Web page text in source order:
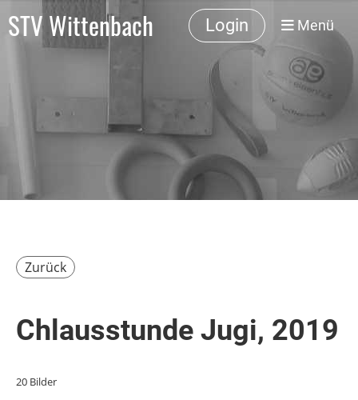
STV Wittenbach Login Menü
Zurück
Chlausstunde Jugi, 2019
20 Bilder